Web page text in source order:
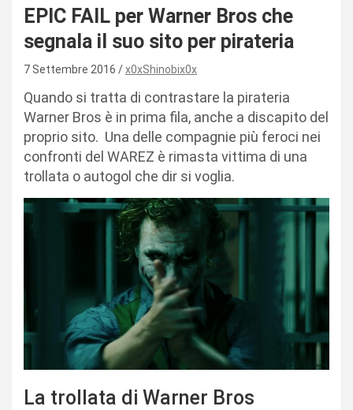
EPIC FAIL per Warner Bros che
segnala il suo sito per pirateria
7 Settembre 2016 x0xShinobix0x
Quando si tratta di contrastare la pirateria
Warner Bros è in prima fila, anche a discapito del
proprio sito. Una delle compagnie più feroci nei
confronti del WAREZ è rimasta vittima di una
trollata o autogol che dir si voglia.
La trollata di Warner Bros